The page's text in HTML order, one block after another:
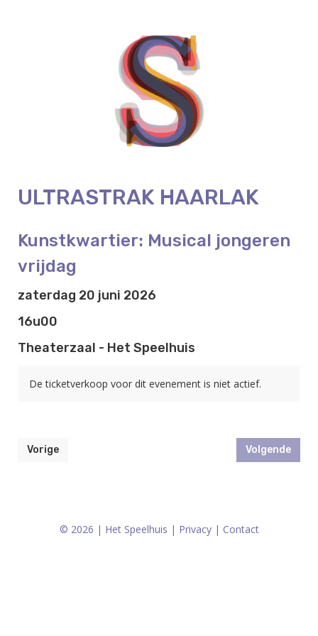
ULTRASTRAK HAARLAK
Kunstkwartier: Musical jongeren
vrijdag
zaterdag 20 juni 2026
16u00
Theaterzaal - Het Speelhuis
De ticketverkoop voor dit evenement is niet actief.
Vorige Volgende
© 2026 | Het Speelhuis | Privacy| Contact